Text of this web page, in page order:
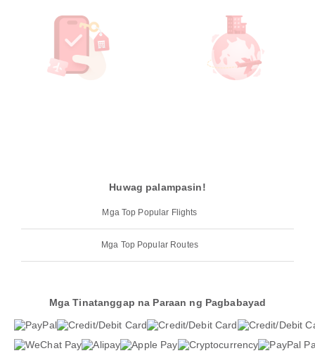
Huwag palampasin!
Mga Top Popular Flights
Mga Top Popular Routes
Mga Tinatanggap na Paraan ng Pagbabayad